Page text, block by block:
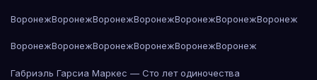
ВоронежВоронежВоронежВоронежВоронежВоронежВоронеж
ВоронежВоронежВоронежВоронежВоронежВоронеж
Габриэль Гарсиа Маркес — Сто лет одиночества